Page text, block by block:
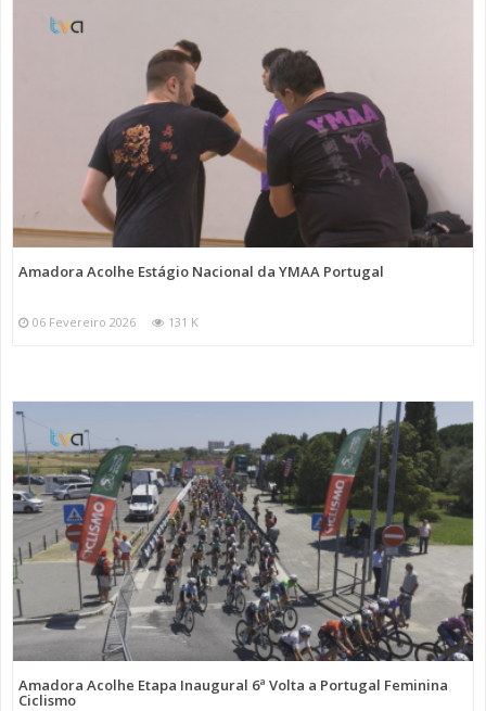
Amadora Acolhe Estágio Nacional da YMAA Portugal
06 Fevereiro 2026 131 K
Amadora Acolhe Etapa Inaugural 6ª Volta a Portugal Feminina
Ciclismo